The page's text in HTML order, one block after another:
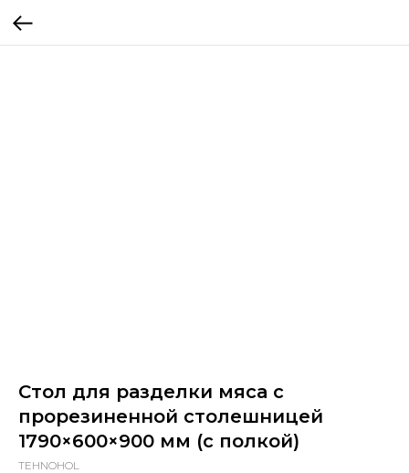
Стол для разделки мяса с
прорезиненной столешницей
1790×600×900 мм (с полкой)
TEHNOHOL